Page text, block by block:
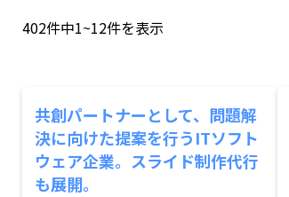
402件中1~12件を表示
共創パートナーとして、問題解
決に向けた提案を行うITソフト
ウェア企業。スライド制作代行
も展開。